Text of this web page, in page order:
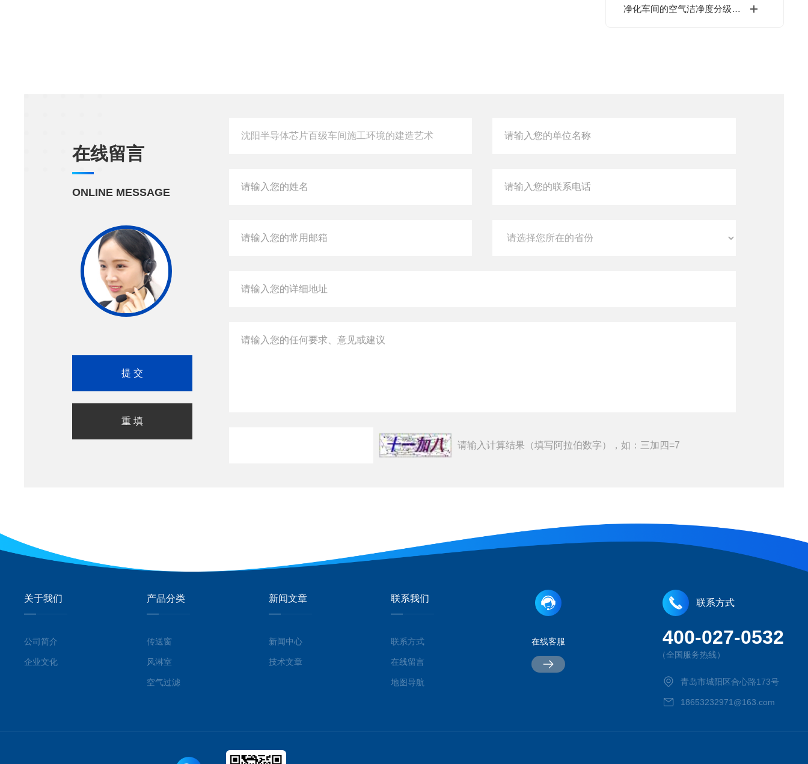
净化车间的空气洁净度分级标准有哪些
在线留言
ONLINE MESSAGE
请输入计算结果（填写阿拉伯数字），如：三加四=7
关于我们
公司简介
企业文化
产品分类
传送窗
风淋室
空气过滤
新闻文章
新闻中心
技术文章
联系我们
联系方式
在线留言
地图导航
在线客服
联系方式
400-027-0532
（全国服务热线）
青岛市城阳区合心路173号
18653232971@163.com